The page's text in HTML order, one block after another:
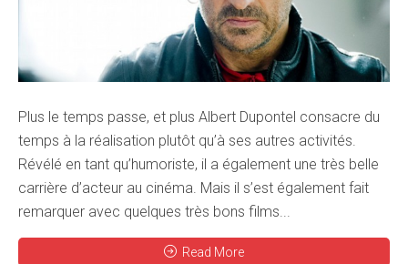
Plus le temps passe, et plus Albert Dupontel consacre du
temps à la réalisation plutôt qu’à ses autres activités.
Révélé en tant qu’humoriste, il a également une très belle
carrière d’acteur au cinéma. Mais il s’est également fait
remarquer avec quelques très bons films...
Read More